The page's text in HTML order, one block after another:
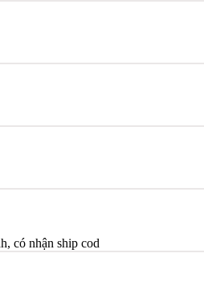
có nhận ship cod